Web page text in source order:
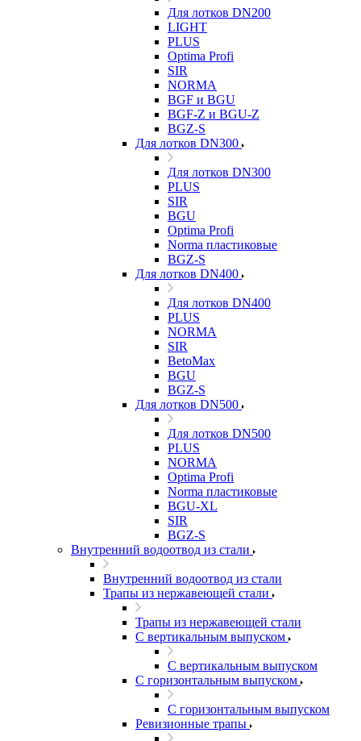
Для лотков DN200
LIGHT
PLUS
Optima Profi
SIR
NORMA
BGF и BGU
BGF-Z и BGU-Z
BGZ-S
Для лотков DN300
Для лотков DN300
PLUS
SIR
BGU
Optima Profi
Norma пластиковые
BGZ-S
Для лотков DN400
Для лотков DN400
PLUS
NORMA
SIR
BetoMax
BGU
BGZ-S
Для лотков DN500
Для лотков DN500
PLUS
NORMA
Optima Profi
Norma пластиковые
BGU-XL
SIR
BGZ-S
Внутренний водоотвод из стали
Внутренний водоотвод из стали
Трапы из нержавеющей стали
Трапы из нержавеющей стали
С вертикальным выпуском
С вертикальным выпуском
С горизонтальным выпуском
С горизонтальным выпуском
Ревизионные трапы